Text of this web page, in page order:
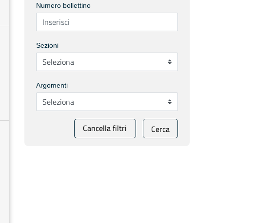
Numero bollettino
Sezioni
Argomenti
Cancella filtri Cerca